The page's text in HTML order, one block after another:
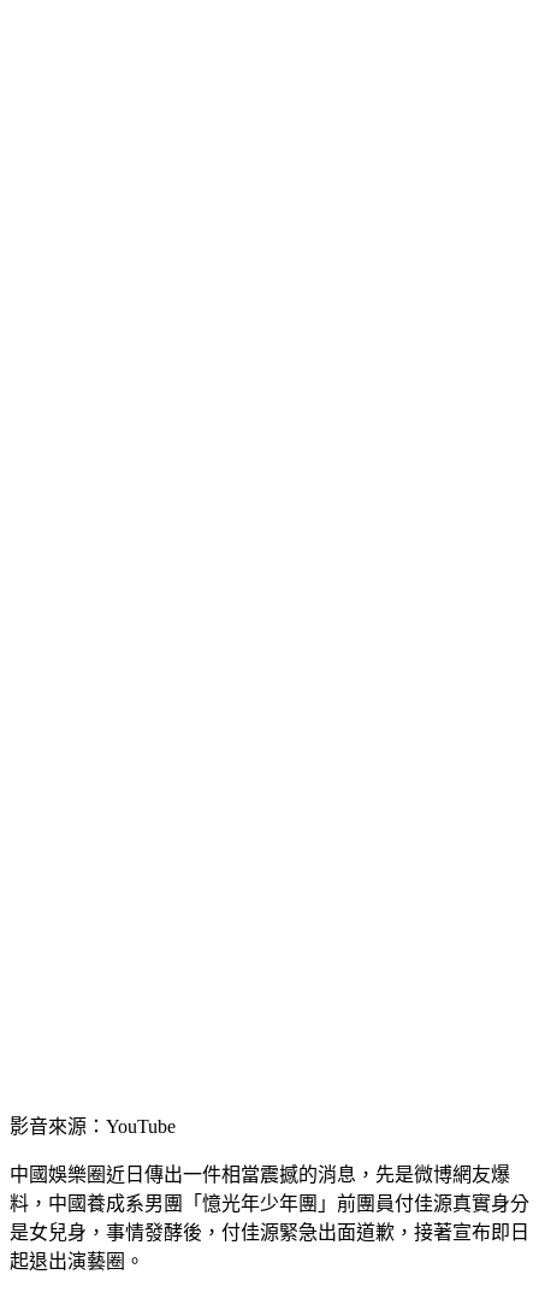
影音來源：YouTube
中國娛樂圈近日傳出一件相當震撼的消息，先是微博網友爆
料，中國養成系男團「憶光年少年團」前團員付佳源真實身分
是女兒身，事情發酵後，付佳源緊急出面道歉，接著宣布即日
起退出演藝圈。